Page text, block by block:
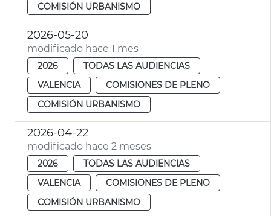
COMISIÓN URBANISMO
2026-05-20
modificado hace 1 mes
2026
TODAS LAS AUDIENCIAS
VALENCIA
COMISIONES DE PLENO
COMISIÓN URBANISMO
2026-04-22
modificado hace 2 meses
2026
TODAS LAS AUDIENCIAS
VALENCIA
COMISIONES DE PLENO
COMISIÓN URBANISMO